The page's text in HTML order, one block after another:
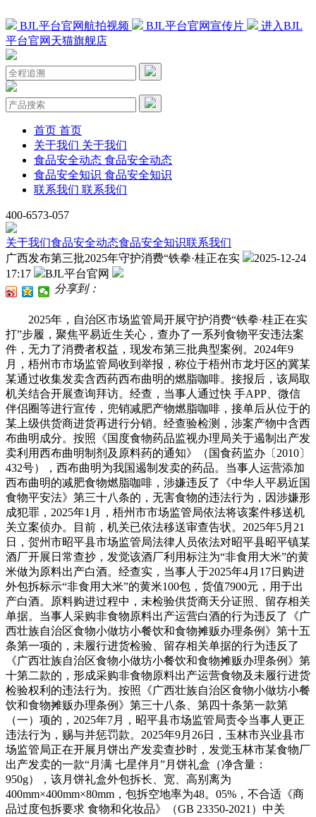
BJL平台官网航拍视频 BJL平台官网宣传片
进入BJL
平台官网天猫旗舰店
首页 首页
关于我们 关于我们
食品安全动态 食品安全动态
食品安全知识 食品安全知识
联系我们 联系我们
400-6573-057
关于我们食品安全动态食品安全知识联系我们
广西发布第三批2025年守护消费“铁拳·桂正在实
2025-12-24
17:17
BJL平台官网
分享到：
2025年，自治区市场监管局开展守护消费“铁拳·桂正在实
打”步履，聚焦平易近生关心，查办了一系列食物平安违法案
件，无力了消费者权益，现发布第三批典型案例。2024年9
月，梧州市市场监管局收到举报，称位于梧州市龙圩区的冀某
某通过收集发卖含西药西布曲明的燃脂咖啡。接报后，该局取
机关结合开展查询拜访。经查，当事人通过快 手APP、微信
伴侣圈等进行宣传，兜销减肥产物燃脂咖啡，接单后从位于的
某上级供货商进货再进行分销。经查验检测，涉案产物中含西
布曲明成分。按照《国度食物药品监视办理局关于遏制出产发
卖利用西布曲明制剂及原料药的通知》（国食药监办〔2010〕
432号），西布曲明为我国遏制发卖的药品。当事人运营添加
西布曲明的减肥食物燃脂咖啡，涉嫌违反了《中华人平易近国
食物平安法》第三十八条的，无害食物的违法行为，因涉嫌形
成犯罪，2025年1月，梧州市市场监管局依法将该案件移送机
关立案侦办。目前，机关已依法移送审查告状。2025年5月21
日，贺州市昭平县市场监管局法律人员依法对昭平县昭平镇某
酒厂开展日常查抄，发觉该酒厂利用标注为“非食用大米”的黄
米做为原料出产白酒。经查实，当事人于2025年4月17日购进
外包拆标示“非食用大米”的黄米100包，货值7900元，用于出
产白酒。原料购进过程中，未检验供货商天分证照、留存相关
单据。当事人采购非食物原料出产运营白酒的行为违反了《广
西壮族自治区食物小做坊小餐饮和食物摊贩办理条例》第十五
条第一项的，未履行进货检验、留存相关单据的行为违反了
《广西壮族自治区食物小做坊小餐饮和食物摊贩办理条例》第
十第二款的，形成采购非食物原料出产运营食物及未履行进货
检验权利的违法行为。按照《广西壮族自治区食物小做坊小餐
饮和食物摊贩办理条例》第三十八条、第四十条第一款第
（一）项的，2025年7月，昭平县市场监管局责令当事人更正
违法行为，赐与并惩罚款。2025年9月26日，玉林市兴业县市
场监管局正在开展月饼出产发卖查抄时，发觉玉林市某食物厂
出产发卖的一款“月满 七星伴月”月饼礼盒（净含量：
950g），该月饼礼盒外包拆长、宽、高别离为
400mm×400mm×80mm，包拆空地率为48。05%，不合适《商
品过度包拆要求 食物和化妆品》（GB 23350-2021）中关